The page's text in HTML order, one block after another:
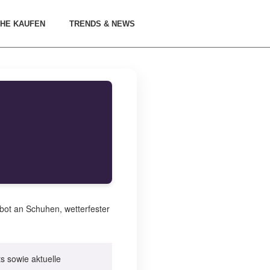
KAUFEN TRENDS & NEWS
an Schuhen, wetterfester
sowie aktuelle